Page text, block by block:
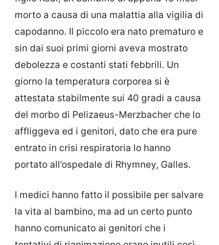
morto a causa di una malattia alla vigilia di
capodanno. Il piccolo era nato prematuro e
sin dai suoi primi giorni aveva mostrato
debolezza e costanti stati febbrili. Un
giorno la temperatura corporea si è
attestata stabilmente sui 40 gradi a causa
del morbo di Pelizaeus-Merzbacher che lo
affliggeva ed i genitori, dato che era pure
entrato in crisi respiratoria lo hanno
portato all’ospedale di Rhymney, Galles.
I medici hanno fatto il possibile per salvare
la vita al bambino, ma ad un certo punto
hanno comunicato ai genitori che i